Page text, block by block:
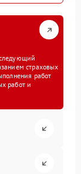
страховых
работ
работ и